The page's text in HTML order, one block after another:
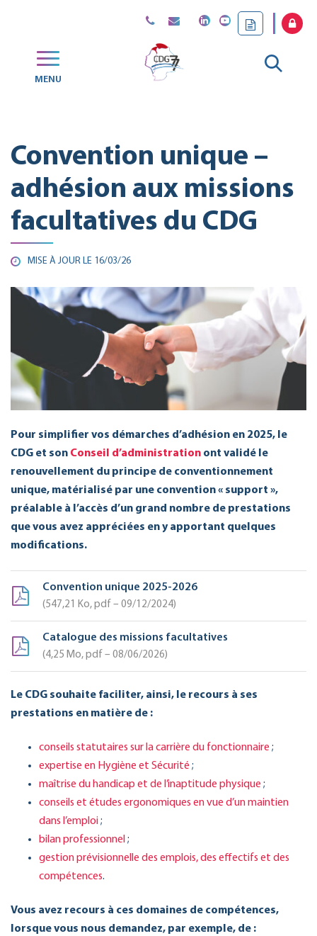
MENU
Aller
Convention unique –
adhésion aux missions
facultatives du CDG
MISE À JOUR LE 16/03/26
Pour simplifier vos démarches d’adhésion en 2025, le
CDG et son Conseil d’administration ont validé le
renouvellement du principe de conventionnement
unique, matérialisé par une convention « support »,
préalable à l’accès d’un grand nombre de prestations
que vous avez appréciées en y apportant quelques
modifications.
Convention unique 2025-2026
547,21 Ko, pdf – 09/12/2024
Catalogue des missions facultatives
4,25 Mo, pdf – 08/06/2026
Le CDG souhaite faciliter, ainsi, le recours à ses
prestations en matière de :
conseils statutaires sur la carrière du fonctionnaire ;
expertise en Hygiène et Sécurité ;
maîtrise du handicap et de l’inaptitude physique ;
conseils et études ergonomiques en vue d’un maintien
dans l’emploi;
bilan professionnel ;
gestion prévisionnelle des emplois, des effectifs et des
compétences.
Vous avez recours à ces domaines de compétences,
lorsque vous nous demandez, par exemple, de :